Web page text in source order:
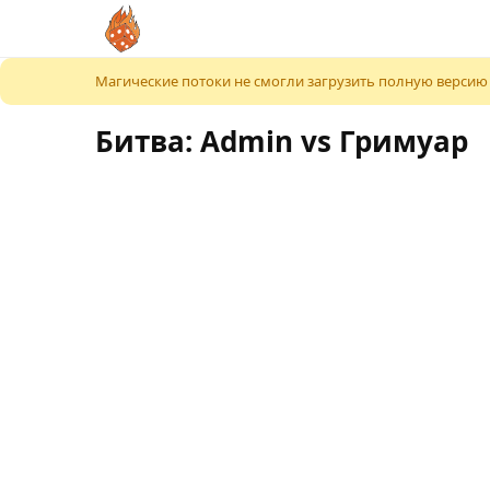
К содержимому
Магические потоки не смогли загрузить полную
Битва: Admin vs Гримуар